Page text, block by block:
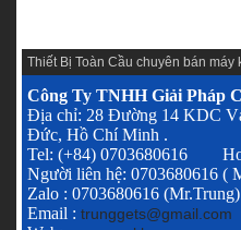
Thiết Bị Toàn Cầu chuyên bán máy
Công Ty TNHH Giải Pháp
Địa chỉ: 28 Đường 14 KDC
Đức, Hồ Chí Minh .
Tel: (+84) 0703680616
Người liên hệ: 0703680616 (
Zalo : 0703680616 (Mr.Trung)
Email : trunggets@gmail.com